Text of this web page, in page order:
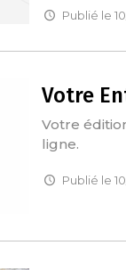
Publié le
Votre
Votre
ligne.
Publié le